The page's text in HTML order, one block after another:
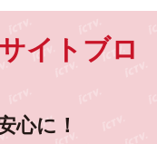
スマホ、
デバイスも安心の
簡単に。
イトブロ
心に！